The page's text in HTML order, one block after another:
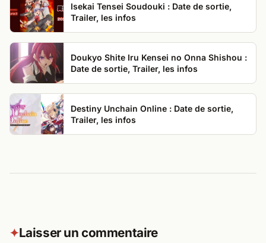
Isekai Tensei Soudouki : Date de sortie,
Trailer, les infos
Doukyo Shite Iru Kensei no Onna Shishou :
Date de sortie, Trailer, les infos
Destiny Unchain Online : Date de sortie,
Trailer, les infos
✦Laisser un commentaire